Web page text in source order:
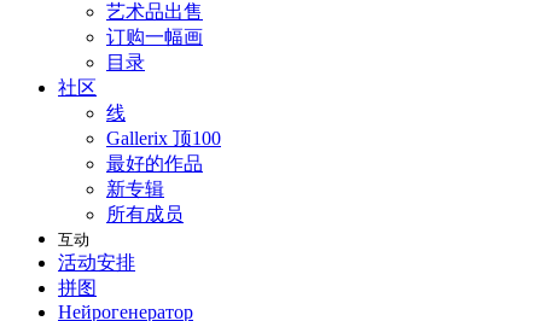
艺术品出售
订购一幅画
目录
社区
线
Gallerix 顶100
最好的作品
新专辑
所有成员
互动
活动安排
拼图
Нейрогенератор